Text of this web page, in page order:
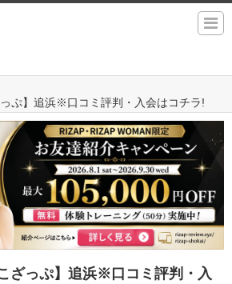
ぷ】追浜※口コミ評判・入会はコチラ!
ざっぷ】追浜※口コミ評判・入